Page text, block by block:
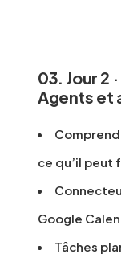
03. Jour 2
Agents et
ce qu’il peut
Google
Tâches